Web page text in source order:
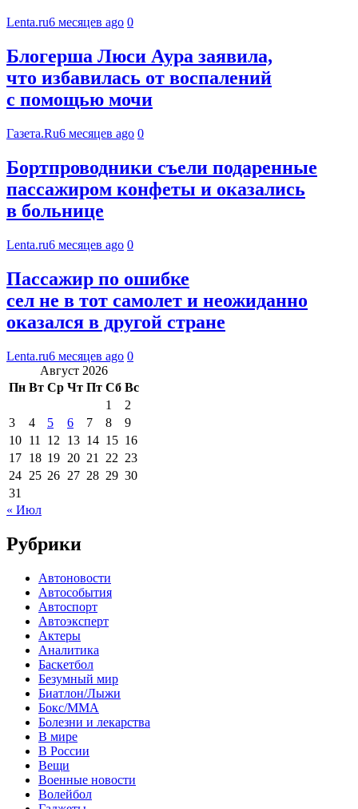
Lenta.ru6 месяцев ago 0
Блогерша Люси Аура заявила,
что избавилась от воспалений
с помощью мочи
Газета.Ru6 месяцев ago 0
Бортпроводники съели подаренные
пассажиром конфеты и оказались
в больнице
Lenta.ru6 месяцев ago 0
Пассажир по ошибке
сел не в тот самолет и неожиданно
оказался в другой стране
Lenta.ru6 месяцев ago 0
Август 2026
Пн Вт Ср Чт Пт Сб Вс
1
2
3
4 5 6 7 8
9
10 11 12 13 14 15 16
17 18 19 20 21 22 23
24 25 26 27 28 29 30
31
« Июл
Рубрики
Автоновости
Автособытия
Автоспорт
Автоэксперт
Актеры
Аналитика
Баскетбол
Безумный мир
Биатлон/Лыжи
Бокс/MMA
Болезни и лекарства
В мире
В России
Вещи
Военные новости
Волейбол